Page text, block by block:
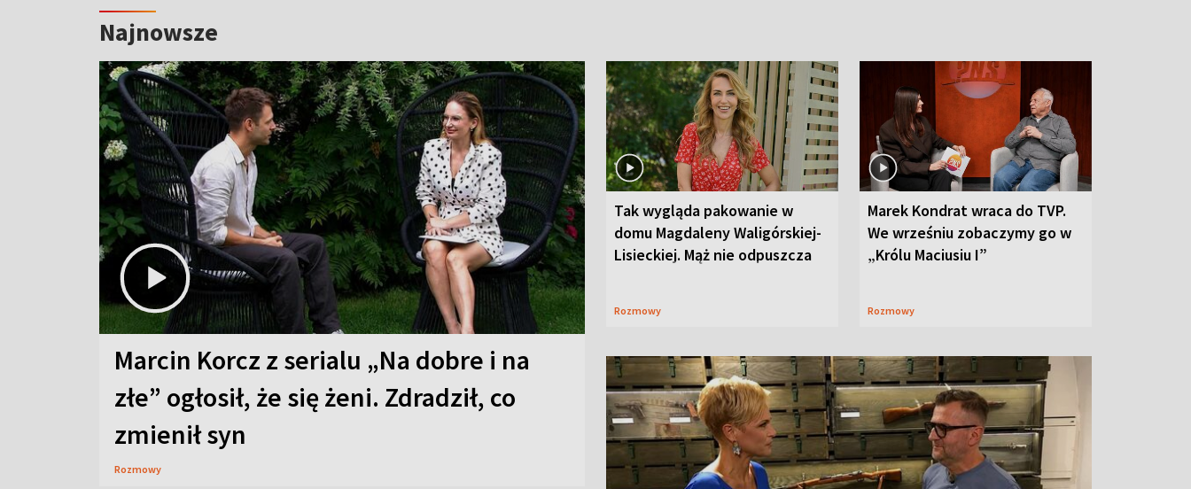
Najnowsze
Marcin Korcz z serialu „Na dobre i na
złe” ogłosił, że się żeni. Zdradził, co
zmienił syn
Rozmowy
Tak wygląda pakowanie w
domu Magdaleny Waligórskiej-
Lisieckiej. Mąż nie odpuszcza
Rozmowy
Marek Kondrat wraca do TVP.
We wrześniu zobaczymy go w
„Królu Maciusiu I”
Rozmowy